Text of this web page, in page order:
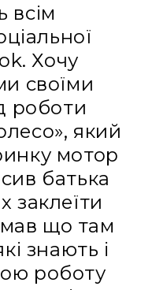
всім
Хочу
своїми
роботи
який
мотор
батька
заклеїти
що там
знають і
роботу